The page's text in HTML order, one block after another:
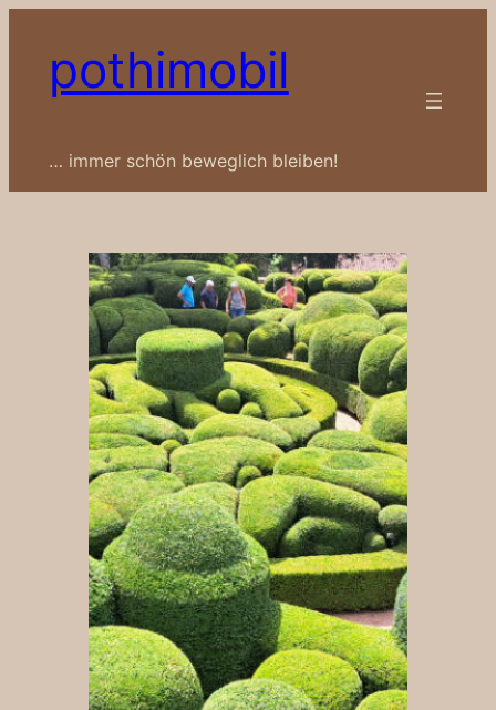
Inhalt
springen
pothimobil
… immer schön beweglich bleiben!